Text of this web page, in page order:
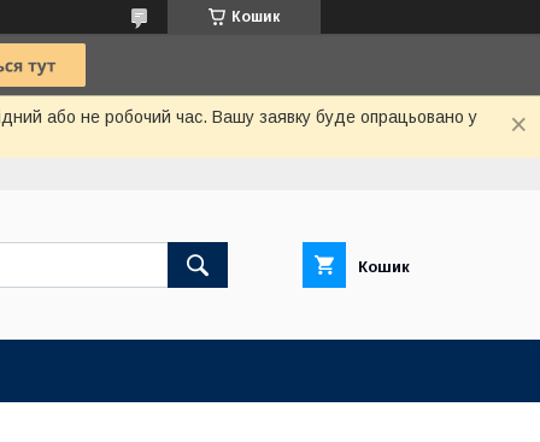
Кошик
або не робочий час. Вашу заявку буде опрацьовано у
Кошик